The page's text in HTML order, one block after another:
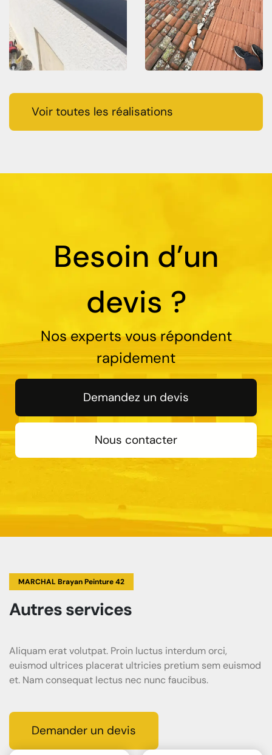
Voir toutes les réalisations
Besoin d’un
devis ?
Nos experts vous répondent
rapidement
Demandez un devis
Nous contacter
MARCHAL Brayan Peinture 42
Autres services
Aliquam erat volutpat. Proin luctus interdum orci,
euismod ultrices placerat ultricies pretium sem euismod
et. Nam consequat lectus nec nunc faucibus.
Demander un devis